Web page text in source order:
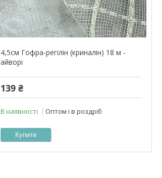
4,5см Гофра-регілін (криналін) 18 м -
айворі
139 ₴
В наявності Оптом і в роздріб
Купити